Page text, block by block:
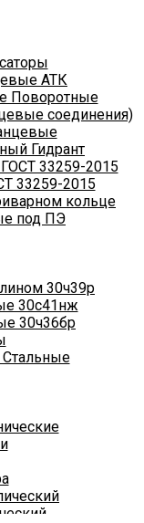
АТК
Поворотные
соединения)
Гидрант
33259-2015
33259-2015
кольце
под ПЭ
30ч39р
30с41нж
30ч36бр